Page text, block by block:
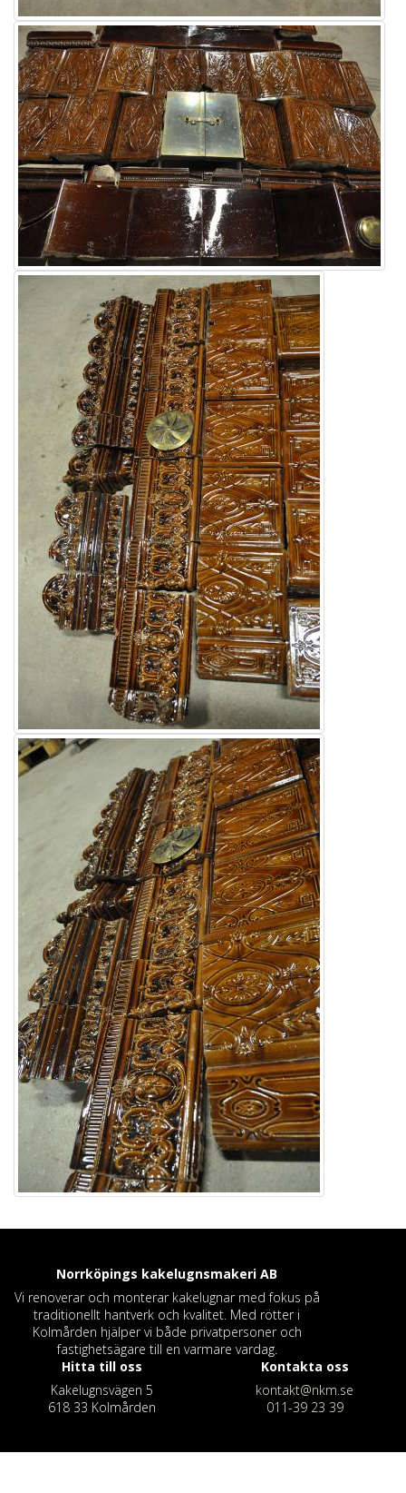
Norrköpings kakelugnsmakeri AB
Vi renoverar och monterar kakelugnar med fokus på
traditionellt hantverk och kvalitet. Med rötter i
Kolmården hjälper vi både privatpersoner och
fastighetsägare till en varmare vardag.
Hitta till oss
Kakelugnsvägen 5
618 33 Kolmården
Kontakta oss
kontakt@nkm.se
011-39 23 39